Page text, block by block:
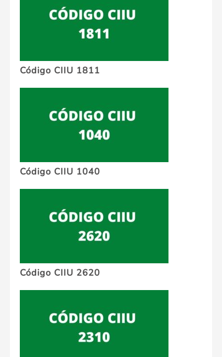
Código CIIU 1811
Código CIIU 1040
Código CIIU 2620